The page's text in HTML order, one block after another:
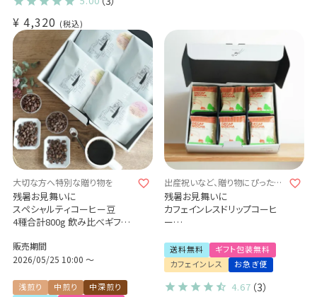
¥ 4,320 税込
大切な方へ特別な贈り物を
残暑お見舞いに
スペシャルティコーヒー豆
4種合計800g 飲み比べギフト
に
販売期間
2026/05/25 10:00 〜
浅煎り 中煎り
中深煎り
出産祝いなど、贈り物にぴったり
♪
残暑お見舞いに
カフェインレスドリップコーヒ
ー
30杯ギフトセット (dc)
送料無料
ギフト包装無料
カフェインレス
お急ぎ便
4.67 （3）